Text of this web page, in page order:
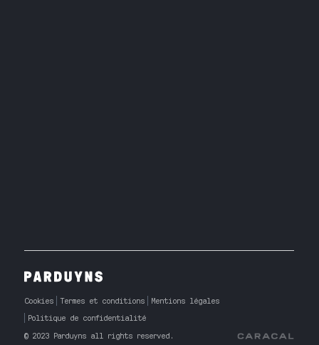
Cookies Termes et conditions
Mentions légales
Politique de confidentialité
© 2023 Parduyns all rights reserved.
Caracal Agency